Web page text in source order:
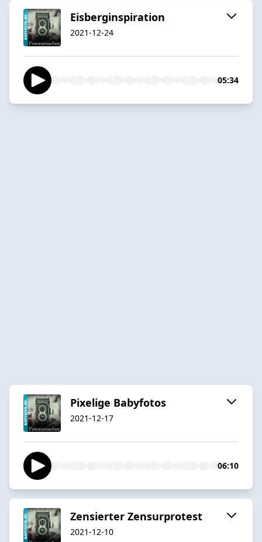
Eisberginspiration
2021-12-24
05:34
Pixelige Babyfotos
2021-12-17
06:10
Zensierter Zensurprotest
2021-12-10